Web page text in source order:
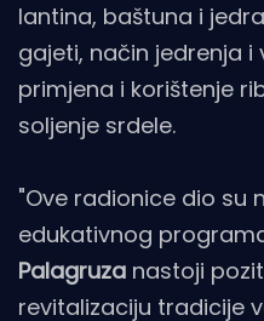
lantina, baštuna i
gajeti, način jedrenja
primjena i korištenje
soljenje srdele.
"Ove radionice dio su
edukativnog
Palagruza nastoji
revitalizaciju tradicije